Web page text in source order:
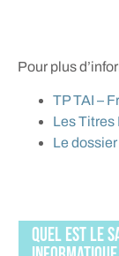
Pour plus
TP TAI –
Les Titres
Le
Quel est le